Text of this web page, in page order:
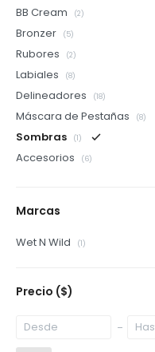
BB Cream (2)
Bronzer (5)
Rubores (2)
Labiales (8)
Delineadores (18)
Máscara de Pestañas (8)
Sombras (1)
Accesorios (6)
Marcas
Wet N Wild (1)
Precio ($)